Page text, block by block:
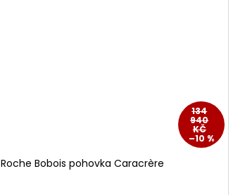
134
940
KČ
–10 %
Roche Bobois pohovka Caracrère